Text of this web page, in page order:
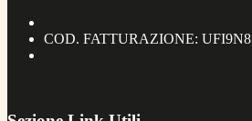
COD. FATTURAZIONE: UFI9N8